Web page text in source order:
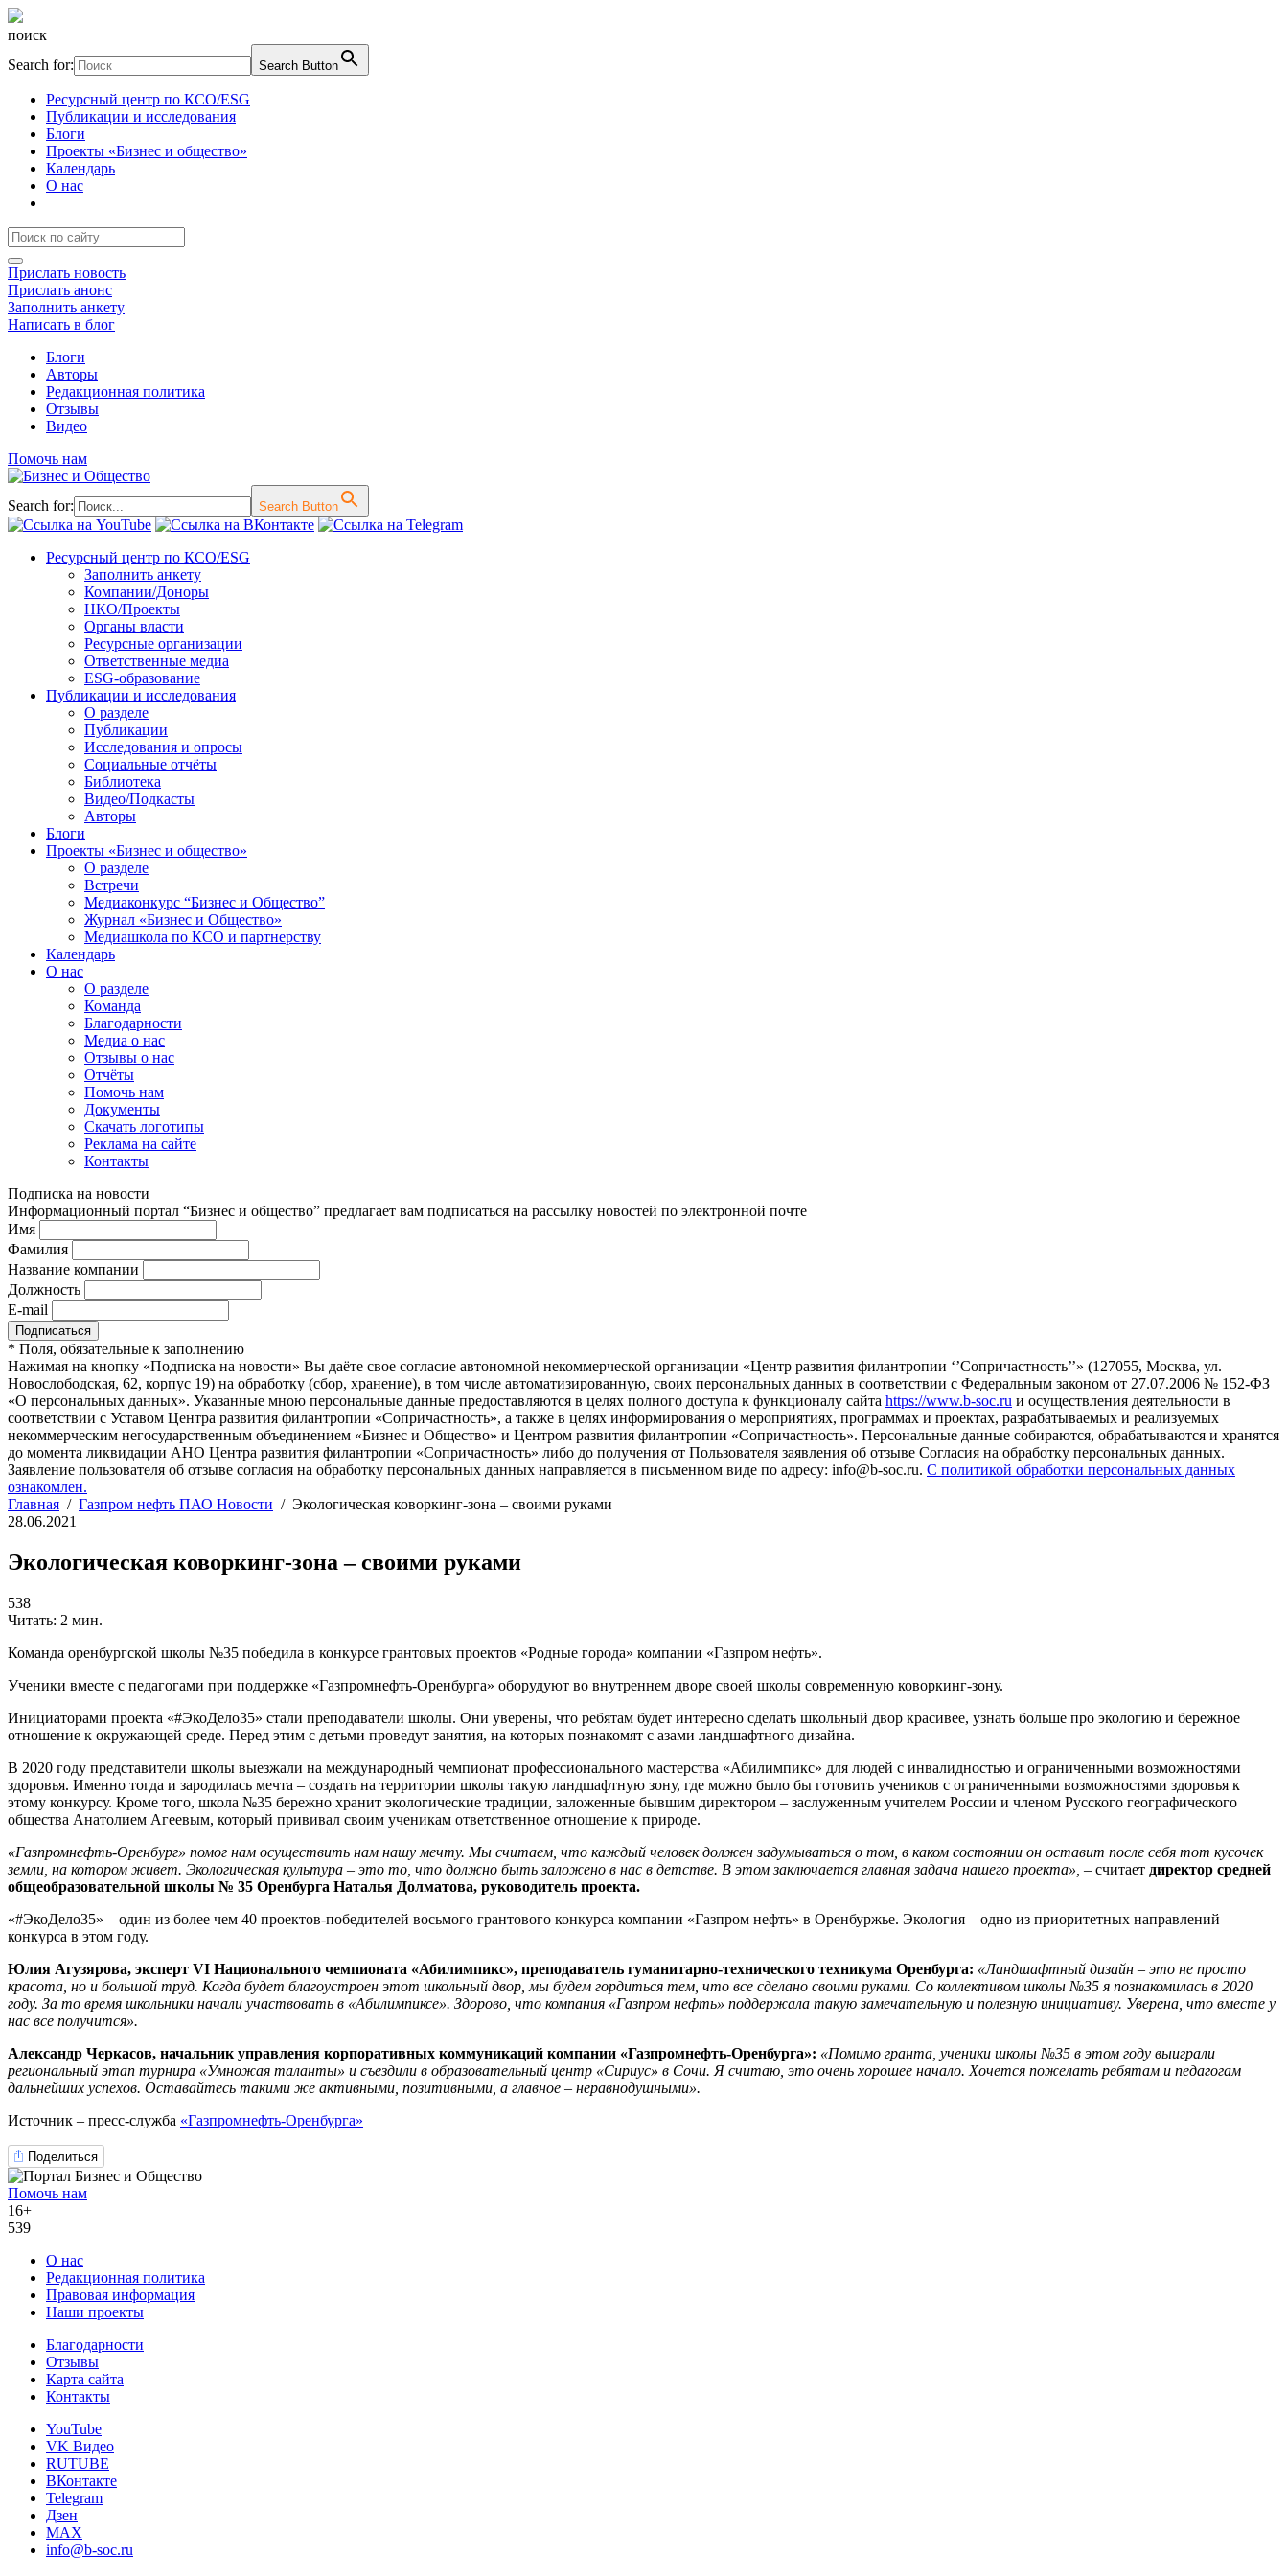
поиск
Search for:
Search Button
Ресурсный центр по КСО/ESG
Публикации и исследования
Блоги
Проекты «Бизнес и общество»
Календарь
О нас
Прислать новость
Прислать анонс
Заполнить анкету
Написать в блог
Блоги
Авторы
Редакционная политика
Отзывы
Видео
Помочь нам
Search for: Search Button
Перейти
содержимому
Ресурсный центр по КСО/ESG
Заполнить анкету
Компании/Доноры
НКО/Проекты
Органы власти
Ресурсные организации
Ответственные медиа
ESG-образование
Публикации и исследования
О разделе
Публикации
Исследования и опросы
Социальные отчёты
Библиотека
Видео/Подкасты
Авторы
Блоги
Проекты «Бизнес и общество»
О разделе
Встречи
Медиаконкурс “Бизнес и Общество”
Журнал «Бизнес и Общество»
Медиашкола по КСО и партнерству
Календарь
О нас
О разделе
Команда
Благодарности
Медиа о нас
Отзывы о нас
Отчёты
Помочь нам
Документы
Скачать логотипы
Реклама на сайте
Контакты
Подписка на новости
Информационный портал “Бизнес и общество” предлагает вам подписаться на рассылку новостей по электронной почте
Имя
Фамилия
Название компании
Должность
E-mail
* Поля, обязательные к заполнению
Нажимая на кнопку «Подписка на новости» Вы даёте свое согласие автономной некоммерческой организации «Центр развития филантропии ‘’Сопричастность’’» (127055, Москва, ул.
Новослободская, 62, корпус 19) на обработку (сбор, хранение), в том числе автоматизированную, своих персональных данных в соответствии с Федеральным законом от 27.07.2006 № 152-ФЗ
«О персональных данных». Указанные мною персональные данные предоставляются в целях полного доступа к функционалу сайта https://www.b-soc.ru и осуществления деятельности в
соответствии с Уставом Центра развития филантропии «Сопричастность», а также в целях информирования о мероприятиях, программах и проектах, разрабатываемых и реализуемых
некоммерческим негосударственным объединением «Бизнес и Общество» и Центром развития филантропии «Сопричастность». Персональные данные собираются, обрабатываются и хранятся
до момента ликвидации АНО Центра развития филантропии «Сопричастность» либо до получения от Пользователя заявления об отзыве Согласия на обработку персональных данных.
Заявление пользователя об отзыве согласия на обработку персональных данных направляется в письменном виде по адресу: info@b-soc.ru. С политикой обработки персональных данных
ознакомлен.
Главная / Газпром нефть ПАО Новости / Экологическая коворкинг-зона – своими руками
28.06.2021
Экологическая коворкинг-зона – своими руками
538
Читать: 2 мин.
Команда оренбургской школы №35 победила в конкурсе грантовых проектов «Родные города» компании «Газпром нефть».
Ученики вместе с педагогами при поддержке «Газпромнефть-Оренбурга» оборудуют во внутреннем дворе своей школы современную коворкинг-зону.
Инициаторами проекта «#ЭкоДело35» стали преподаватели школы. Они уверены, что ребятам будет интересно сделать школьный двор красивее, узнать больше про экологию и бережное
отношение к окружающей среде. Перед этим с детьми проведут занятия, на которых познакомят с азами ландшафтного дизайна.
В 2020 году представители школы выезжали на международный чемпионат профессионального мастерства «Абилимпикс» для людей с инвалидностью и ограниченными возможностями
здоровья. Именно тогда и зародилась мечта – создать на территории школы такую ландшафтную зону, где можно было бы готовить учеников с ограниченными возможностями здоровья к
этому конкурсу. Кроме того, школа №35 бережно хранит экологические традиции, заложенные бывшим директором – заслуженным учителем России и членом Русского географического
общества Анатолием Агеевым, который прививал своим ученикам ответственное отношение к природе.
«Газпромнефть-Оренбург» помог нам осуществить нам нашу мечту. Мы считаем, что каждый человек должен задумываться о том, в каком состоянии он оставит после себя тот кусочек
земли, на котором живет. Экологическая культура – это то, что должно быть заложено в нас в детстве. В этом заключается главная задача нашего проекта», – считает директор средней
общеобразовательной школы № 35 Оренбурга Наталья Долматова, руководитель проекта.
«#ЭкоДело35» – один из более чем 40 проектов-победителей восьмого грантового конкурса компании «Газпром нефть» в Оренбуржье. Экология – одно из приоритетных направлений
конкурса в этом году.
Юлия Агузярова, эксперт VI Национального чемпионата «Абилимпикс», преподаватель гуманитарно-технического техникума Оренбурга: «Ландшафтный дизайн – это не просто
красота, но и большой труд. Когда будет благоустроен этот школьный двор, мы будем гордиться тем, что все сделано своими руками. Со коллективом школы №35 я познакомилась в 2020
году. За то время школьники начали участвовать в «Абилимпиксе». Здорово, что компания «Газпром нефть» поддержала такую замечательную и полезную инициативу. Уверена, что вместе у
нас все получится».
Александр Черкасов, начальник управления корпоративных коммуникаций компании «Газпромнефть-Оренбурга»: «Помимо гранта, ученики школы №35 в этом году выиграли
региональный этап турнира «Умножая таланты» и съездили в образовательный центр «Сириус» в Сочи. Я считаю, это очень хорошее начало. Хочется пожелать ребятам и педагогам
дальнейших успехов. Оставайтесь такими же активными, позитивными, а главное – неравнодушными».
Источник – пресс-служба «Газпромнефть-Оренбурга»
Поделиться
Помочь нам
16+
539
О нас
Редакционная политика
Правовая информация
Наши проекты
Благодарности
Отзывы
Карта сайта
Контакты
YouTube
VK Видео
RUTUBE
ВКонтакте
Telegram
Дзен
MAX
info@b-soc.ru